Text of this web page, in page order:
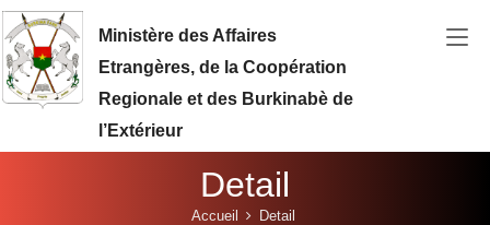
Aller au contenu principal
Ministère des Affaires
Etrangères, de la Coopération
Regionale et des Burkinabè de
l’Extérieur
Detail
Accueil Detail